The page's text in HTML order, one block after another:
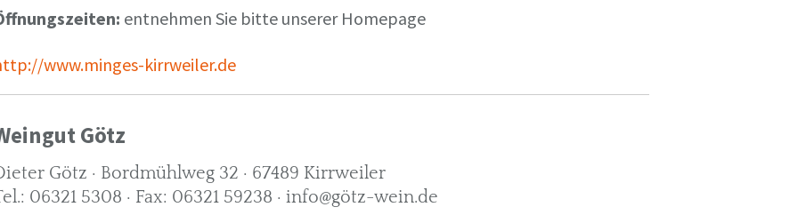
entnehmen Sie bitte unserer Homepage
www.minges-kirrweiler.de
Götz
Götz · Bordmühlweg 32 · 67489 Kirrweiler
06321 5308 · Fax: 06321 59238 · info@götz-wein.de